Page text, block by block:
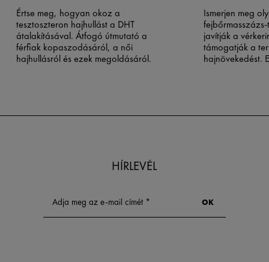
Értse meg, hogyan okoz a
tesztoszteron hajhullást a DHT
átalakításával. Átfogó útmutató a
férfiak kopaszodásáról, a női
hajhullásról és ezek megoldásáról.
Ismerjen meg
javítják a
támogatják a
hajnövekedést.
HÍRLEVÉL